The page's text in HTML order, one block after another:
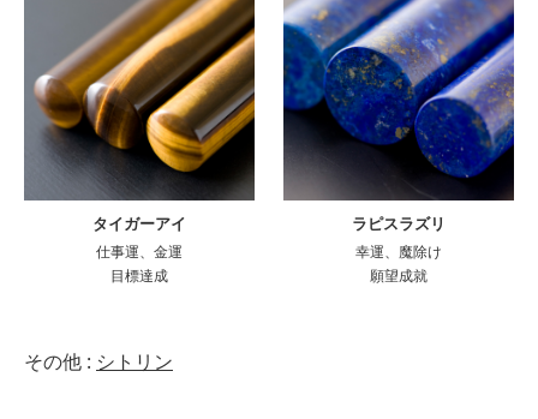
タイガーアイ
仕事運、金運
目標達成
ラピスラズリ
幸運、魔除け
願望成就
その他 : シトリン